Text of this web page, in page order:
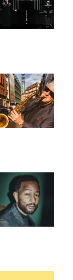
VIDEO
PRINCIPATO
DI
MONACO
RMC